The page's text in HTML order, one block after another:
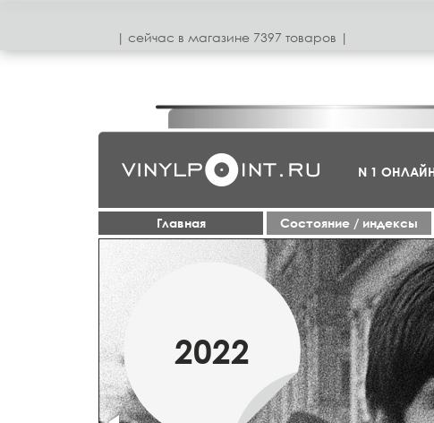
| сeйчас в магазинe 7397 товаров |
N 1
Главная Cостояние / индексы
МАРТ
2019
2022